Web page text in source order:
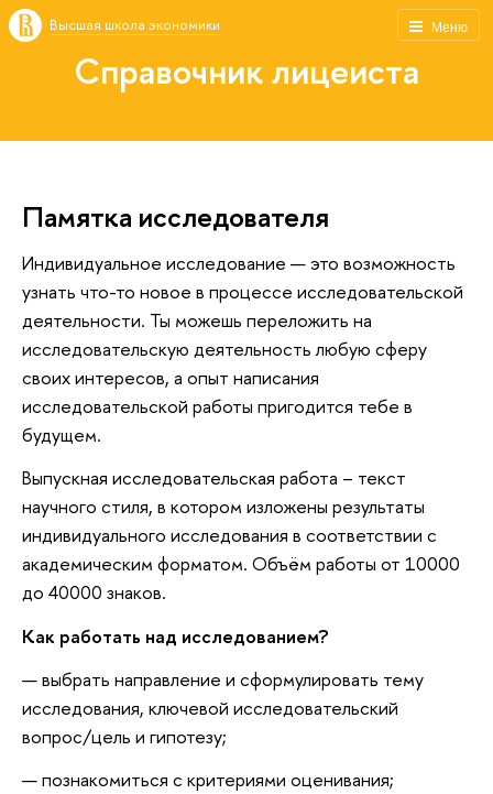
Меню
Высшая школа экономики
Справочник лицеиста
Памятка исследователя
Индивидуальное исследование — это возможность
узнать что-то новое в процессе исследовательской
деятельности. Ты можешь переложить на
исследовательскую деятельность любую сферу
своих интересов, а опыт написания
исследовательской работы пригодится тебе в
будущем.
Выпускная исследовательская работа – текст
научного стиля, в котором изложены результаты
индивидуального исследования в соответствии с
академическим форматом. Объём работы от 10000
до 40000 знаков.
Как работать над исследованием?
выбрать направление и сформулировать тему
исследования, ключевой исследовательский
вопрос/цель и гипотезу;
познакомиться с критериями оценивания;